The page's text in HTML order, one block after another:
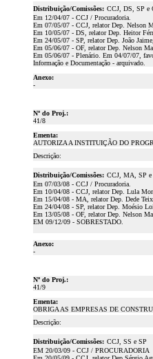
Distribuição/Comissões: CCJ, DS, SP e
Em 12/04/07 - CCJ / Procuradoria.
Em 07/05/07 - CCJ, relator Dep. Nelson
Em 10/05/07 - DS, relator Dep. Heitor
Em 24/05/07 - SP, relator Dep. João
Em 05/06/07 - OF, relator Dep. Nelson
Em 05/06/07 - Plenário. Em 04/07/07,
Informação e Documentação - arquivado.
Anexo:
-
Nº do Proj.:
41/8
Ementa:
AUTORIZA A INSTITUIÇÃO DO
Descrição:
Distribuição/Comissões: CCJ, MA, SP e
Em 07/03/08 - CCJ / Procuradoria.
Em 10/04/08 - CCJ, relator Dep. Lula
Em 15/04/08 - MA, relator Dep. Dede
Em 24/04/08 - SP, relator Dep. Moésio
Em 13/05/08 - OF, relator Dep. Nelson
EM 09/12/09 - SOBRESTADO.
Anexo:
-
Nº do Proj.:
41/9
Ementa:
OBRIGA AS EMPRESAS DE
Descrição:
Distribuição/Comissões: CCJ, SS e SP
EM 20/03/09 - CCJ / PROCURADORIA